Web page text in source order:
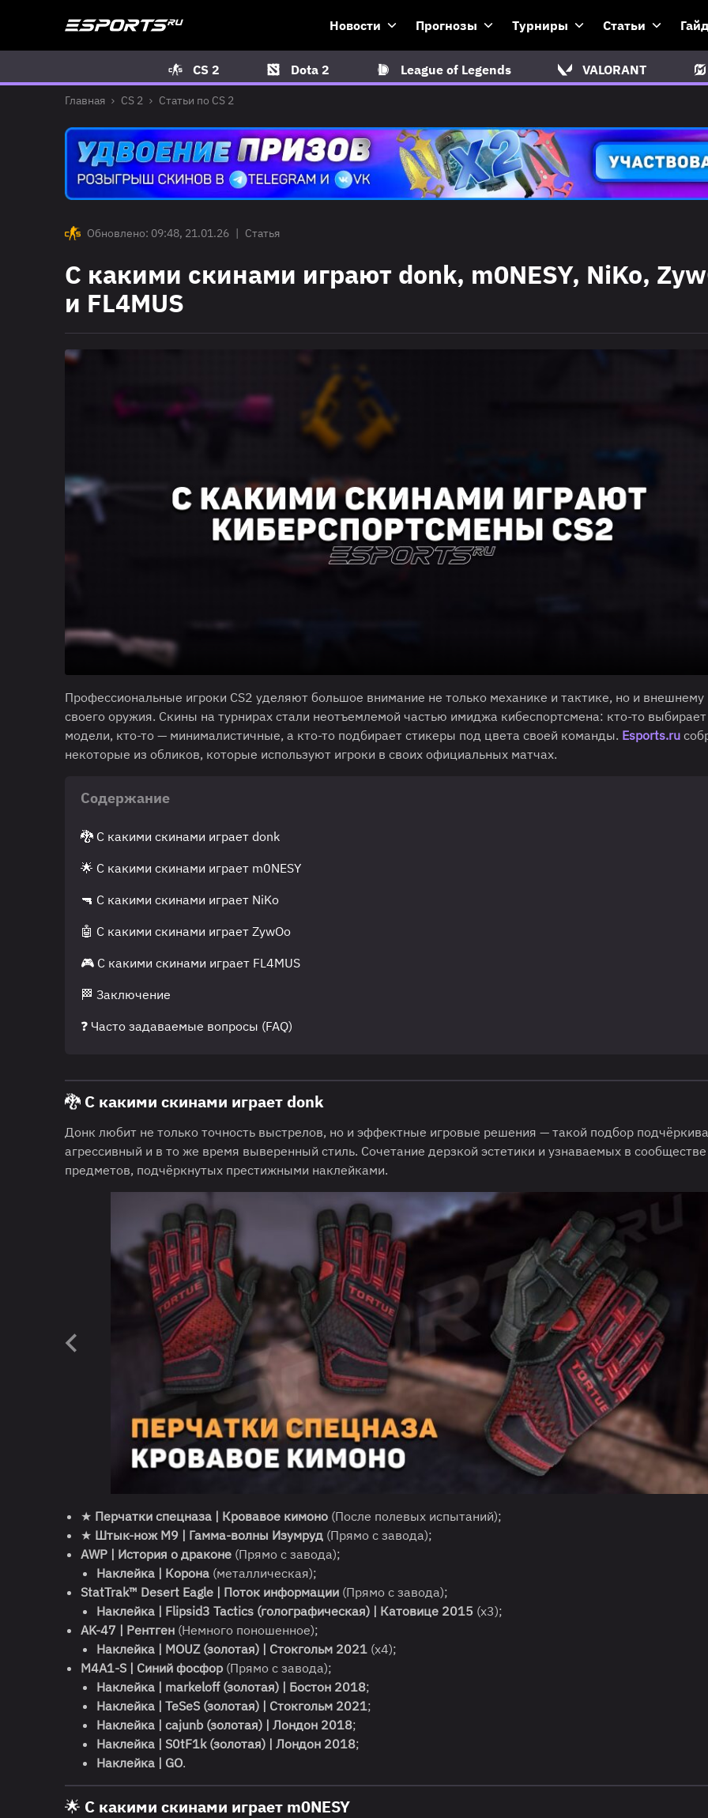
Новости Прогнозы Турниры Статьи
CS 2 Dota 2 League of Legends VALORANT
Главная CS 2 Статьи по CS 2
Обновлено: 09:48, 21.01.26 | Статья
С какими скинами играют donk, m0NESY, NiKo,
и FL4MUS
Профессиональные игроки CS2 уделяют большое внимание не только механике и тактике, но и внешнему
своего оружия. Скины на турнирах стали неотъемлемой частью имиджа кибеспортсмена: кто-то
модели, кто-то — минималистичные, а кто-то подбирает стикеры под цвета своей команды. Esports.ru
некоторые из обликов, которые используют игроки в своих официальных матчах.
Содержание
🐉 С какими скинами играет donk
🌟 С какими скинами играет m0NESY
🔫 С какими скинами играет NiKo
🤖 С какими скинами играет ZywOo
🎮 С какими скинами играет FL4MUS
🏁 Заключение
❓ Часто задаваемые вопросы (FAQ)
🐉 С какими скинами играет donk
Донк любит не только точность выстрелов, но и эффектные игровые решения — такой подбор
агрессивный и в то же время выверенный стиль. Сочетание дерзкой эстетики и узнаваемых в сообществе
предметов, подчёркнутых престижными наклейками.
★ Перчатки спецназа | Кровавое кимоно (После полевых испытаний);
★ Штык-нож M9 | Гамма-волны Изумруд (Прямо с завода);
AWP | История о драконе (Прямо с завода);
Наклейка | Корона (металлическая);
StatTrak™ Desert Eagle | Поток информации (Прямо с завода);
Наклейка | Flipsid3 Tactics (голографическая) | Катовице 2015 (х3);
AK-47 | Рентген (Немного поношенное);
Наклейка | MOUZ (золотая) | Стокгольм 2021 (х4);
M4A1-S | Синий фосфор (Прямо с завода);
Наклейка | markeloff (золотая) | Бостон 2018;
Наклейка | TeSeS (золотая) | Стокгольм 2021;
Наклейка | cajunb (золотая) | Лондон 2018;
Наклейка | S0tF1k (золотая) | Лондон 2018;
Наклейка | GO.
🌟 С какими скинами играет m0NESY